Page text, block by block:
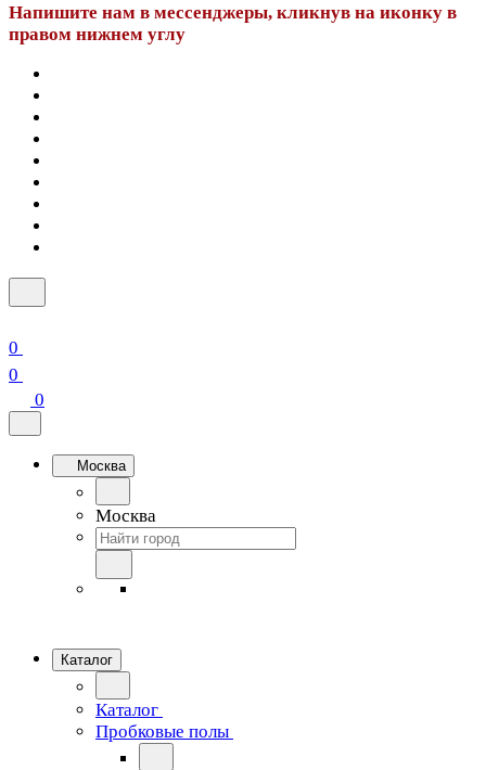
Напишите нам в мессенджеры, кликнув на иконку в
правом нижнем углу
0
0
0
Москва
Москва
Каталог
Каталог
Пробковые полы